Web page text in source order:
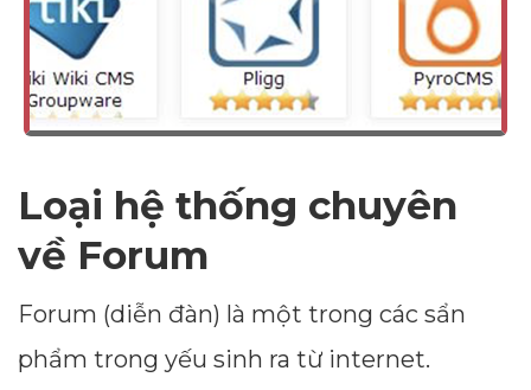
Loại hệ thống chuyên
về Forum
Forum (diễn đàn) là một trong các sẩn
phẩm trong yếu sinh ra từ internet.